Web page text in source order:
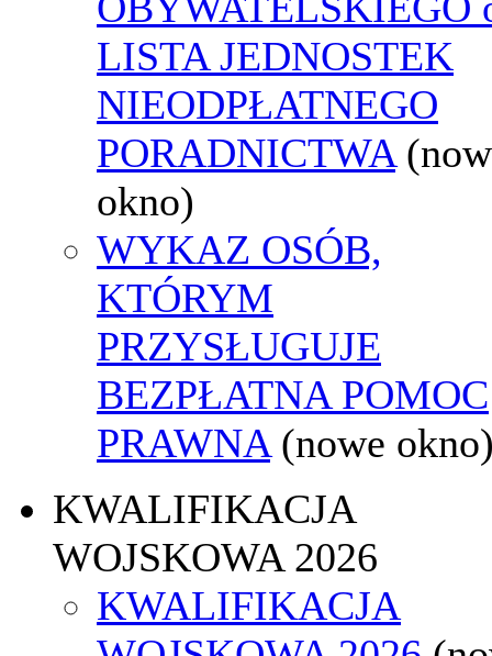
LISTA JEDNOSTEK
NIEODPŁATNEGO
PORADNICTWA
okno)
WYKAZ OSÓB,
KTÓRYM
PRZYSŁUGUJE
BEZPŁATNA POMOC
PRAWNA (nowe
KWALIFIKACJA
WOJSKOWA 2026
KWALIFIKACJA